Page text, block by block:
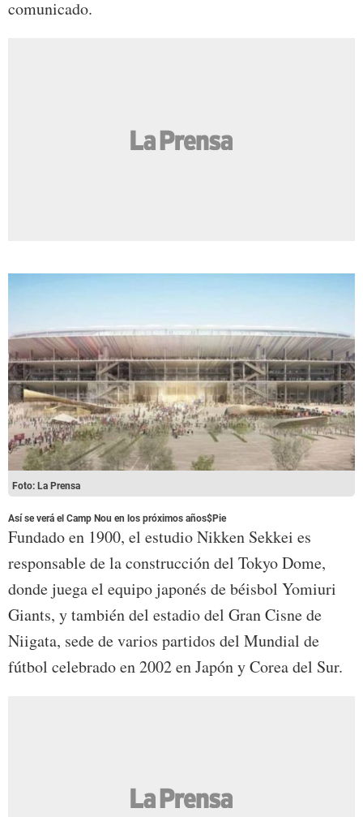
comunicado.
Foto: La Prensa
Así se verá el Camp Nou en los próximos años$Pie
Fundado en 1900, el estudio Nikken Sekkei es
responsable de la construcción del Tokyo Dome,
donde juega el equipo japonés de béisbol Yomiuri
Giants, y también del estadio del Gran Cisne de
Niigata, sede de varios partidos del Mundial de
fútbol celebrado en 2002 en Japón y Corea del Sur.